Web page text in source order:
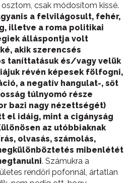
osztom, csak módosítom kissé.
a felvilágosult, fehér,
illetve a roma politikai
álláspontja volt
akik szerencsés
taníttatásuk és/vagy velük
révén képesek fölfogni,
a negatív hangulat-, sőt
túlnyomó része
bazi nagy nézettségét)
el idáig, mint a cigányság
az utóbbiaknak
olvasás, számolás,
mibenlétét
. Számukra a
rendőri pofonnál, ártatlan